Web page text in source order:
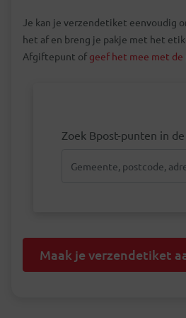
Je kan je verzendetiket eenvoudig
het af en breng je pakje met het
Afgiftepunt of geef het mee met de
Zoek Bpost-punten in
Maak je verzendetiket